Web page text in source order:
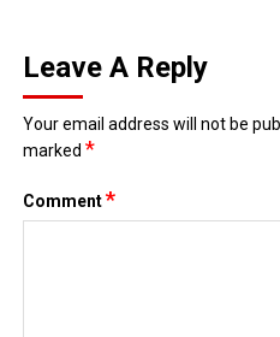
Leave A Reply
Your email address will not be
marked*
Comment*